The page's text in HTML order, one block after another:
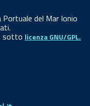
del Mar Ionio
sotto licenza GNU/GPL.